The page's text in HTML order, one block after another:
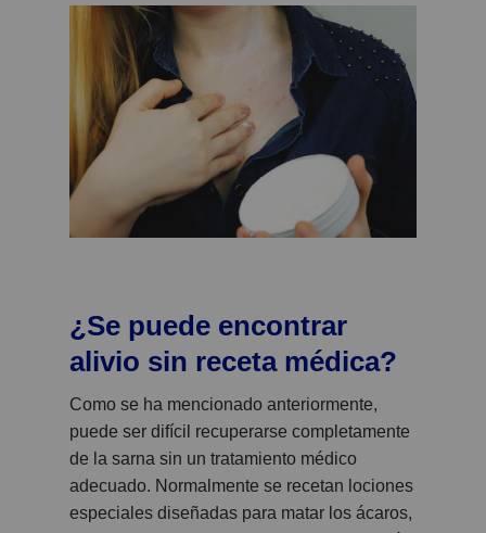
¿Se puede encontrar
alivio sin receta médica?
Como se ha mencionado anteriormente,
puede ser difícil recuperarse completamente
de la sarna sin un tratamiento médico
adecuado. Normalmente se recetan lociones
especiales diseñadas para matar los ácaros,